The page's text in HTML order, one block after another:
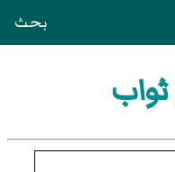
بحث
ثواب